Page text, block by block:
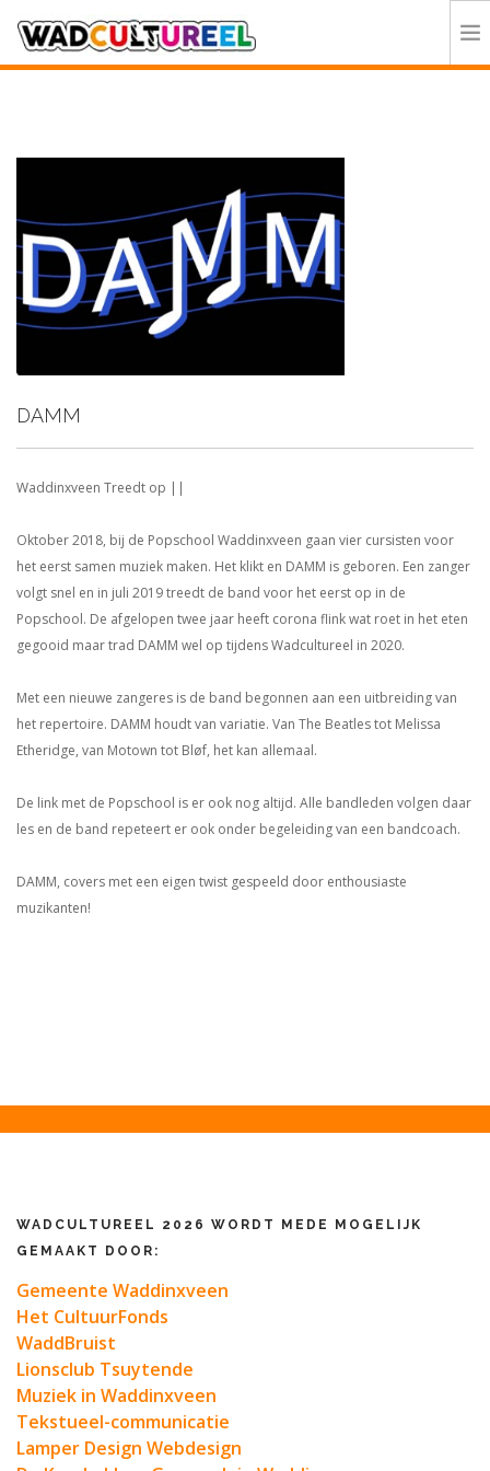
CONTACT
ORGANISATIE
DAMM
Waddinxveen Treedt op ||
Oktober 2018, bij de Popschool Waddinxveen gaan vier cursisten voor
het eerst samen muziek maken. Het klikt en DAMM is geboren. Een zanger
volgt snel en in juli 2019 treedt de band voor het eerst op in de
Popschool. De afgelopen twee jaar heeft corona flink wat roet in het eten
gegooid maar trad DAMM wel op tijdens Wadcultureel in 2020.
Met een nieuwe zangeres is de band begonnen aan een uitbreiding van
het repertoire. DAMM houdt van variatie. Van The Beatles tot Melissa
Etheridge, van Motown tot Bløf, het kan allemaal.
De link met de Popschool is er ook nog altijd. Alle bandleden volgen daar
les en de band repeteert er ook onder begeleiding van een bandcoach.
DAMM, covers met een eigen twist gespeeld door enthousiaste
muzikanten!
WADCULTUREEL 2026 WORDT MEDE MOGELIJK
GEMAAKT DOOR:
Gemeente Waddinxveen
Het CultuurFonds
WaddBruist
Lionsclub Tsuytende
Muziek in Waddinxveen
Tekstueel-communicatie
Lamper Design Webdesign